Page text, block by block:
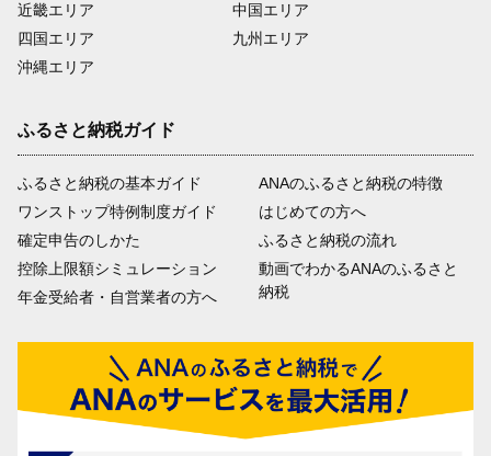
近畿エリア
四国エリア
沖縄エリア
中国エリア
九州エリア
ふるさと納税ガイド
ふるさと納税の基本ガイド
ワンストップ特例制度ガイド
確定申告のしかた
控除上限額シミュレーション
年金受給者・自営業者の方へ
ANAのふるさと納税の特徴
はじめての方へ
ふるさと納税の流れ
動画でわかるANAのふるさと
納税